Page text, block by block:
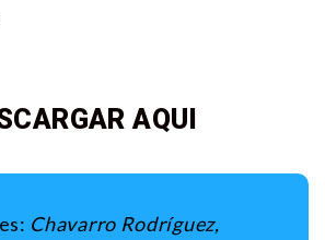
AQUI
Chavarro Rodríguez,